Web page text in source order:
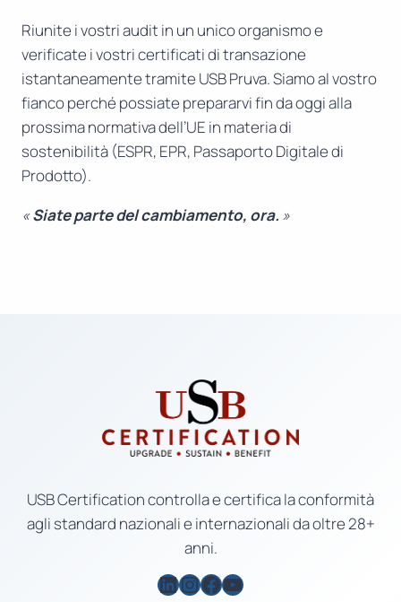
Riunite i vostri audit in un unico organismo e
verificate i vostri certificati di transazione
istantaneamente tramite USB Pruva. Siamo al vostro
fianco perché possiate prepararvi fin da oggi alla
prossima normativa dell’UE in materia di
sostenibilità (ESPR, EPR, Passaporto Digitale di
Prodotto).
«Siate parte del cambiamento, ora. »
USB Certification controlla e certifica la conformità
agli standard nazionali e internazionali da oltre 28+
anni.
LinkedIn
Instagram
Facebook
YouTube